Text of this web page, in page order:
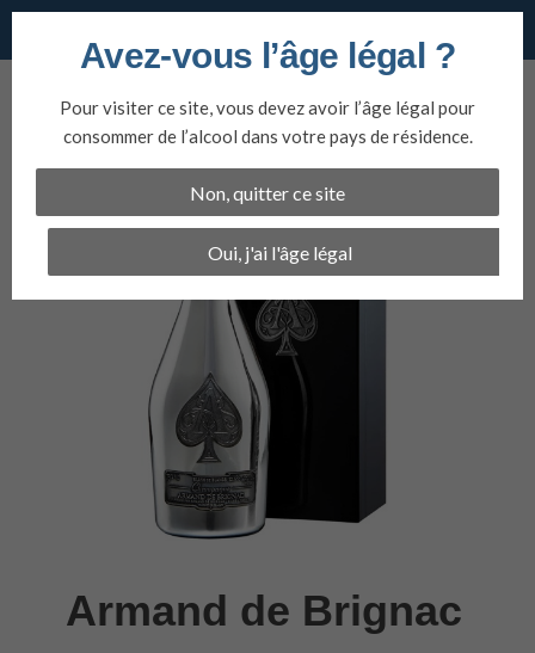
Armand de Brignac
Avez-vous l’âge légal ?
Pour visiter ce site, vous devez avoir l’âge légal pour
consommer de l’alcool dans votre pays de résidence.
Non, quitter ce site
Oui, j'ai l'âge légal